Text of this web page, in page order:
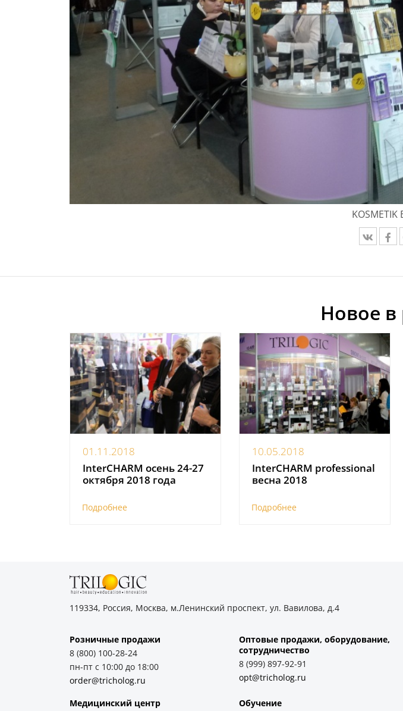
KOSMETIK
Новое в
01.11.2018
InterCHARM осень 24-27
октября 2018 года
Подробнее
10.05.2018
InterCHARM professional
весна 2018
Подробнее
119334, Россия, Москва, м.Ленинский проспект, ул. Вавилова, д.4
Розничные продажи
8 (800) 100-28-24
пн-пт с 10:00 до 18:00
order@tricholog.ru
Оптовые продажи, оборудование,
cотрудничество
8 (999) 897-92-91
opt@tricholog.ru
Медицинский центр
Обучение